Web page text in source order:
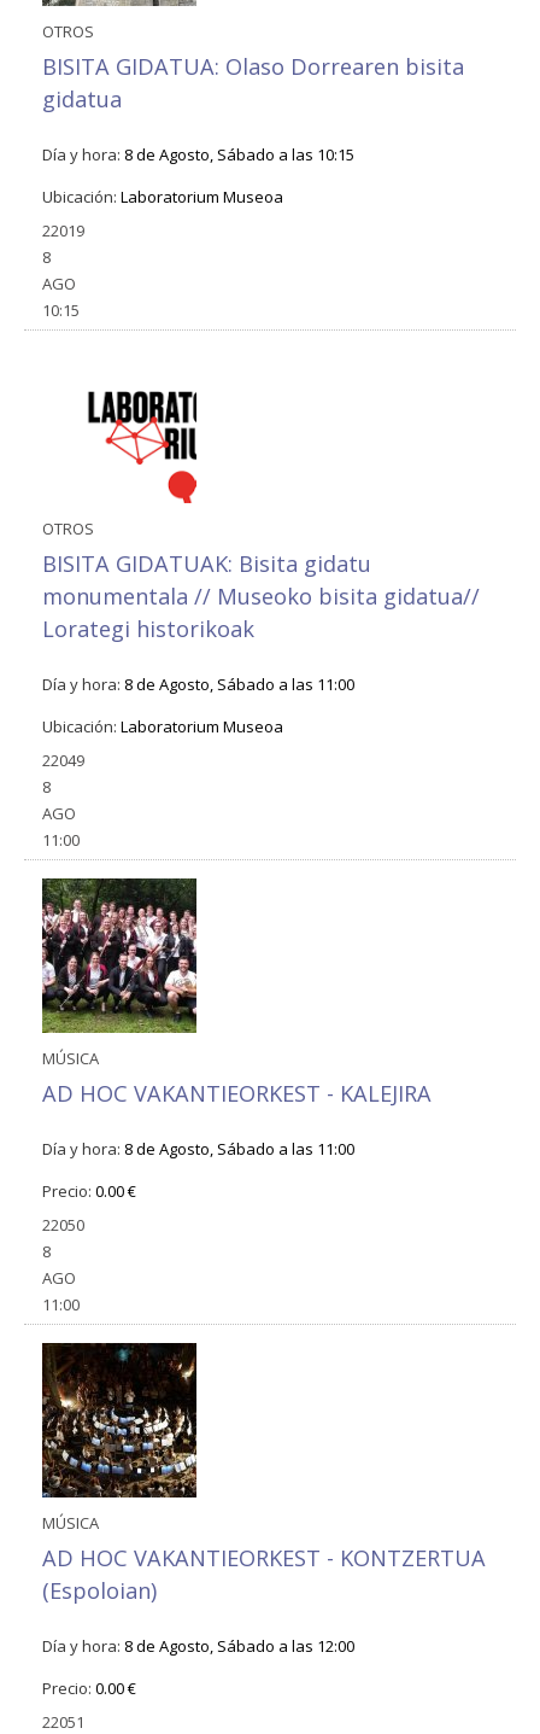
OTROS
BISITA GIDATUA: Olaso Dorrearen bisita
gidatua
Día y hora: 8 de Agosto, Sábado a las 10:15
Ubicación: Laboratorium Museoa
22019
8
AGO
10:15
OTROS
BISITA GIDATUAK: Bisita gidatu
monumentala // Museoko bisita gidatua//
Lorategi historikoak
Día y hora: 8 de Agosto, Sábado a las 11:00
Ubicación: Laboratorium Museoa
22049
8
AGO
11:00
MÚSICA
AD HOC VAKANTIEORKEST - KALEJIRA
Día y hora: 8 de Agosto, Sábado a las 11:00
Precio: 0.00 €
22050
8
AGO
11:00
MÚSICA
AD HOC VAKANTIEORKEST - KONTZERTUA
(Espoloian)
Día y hora: 8 de Agosto, Sábado a las 12:00
Precio: 0.00 €
22051